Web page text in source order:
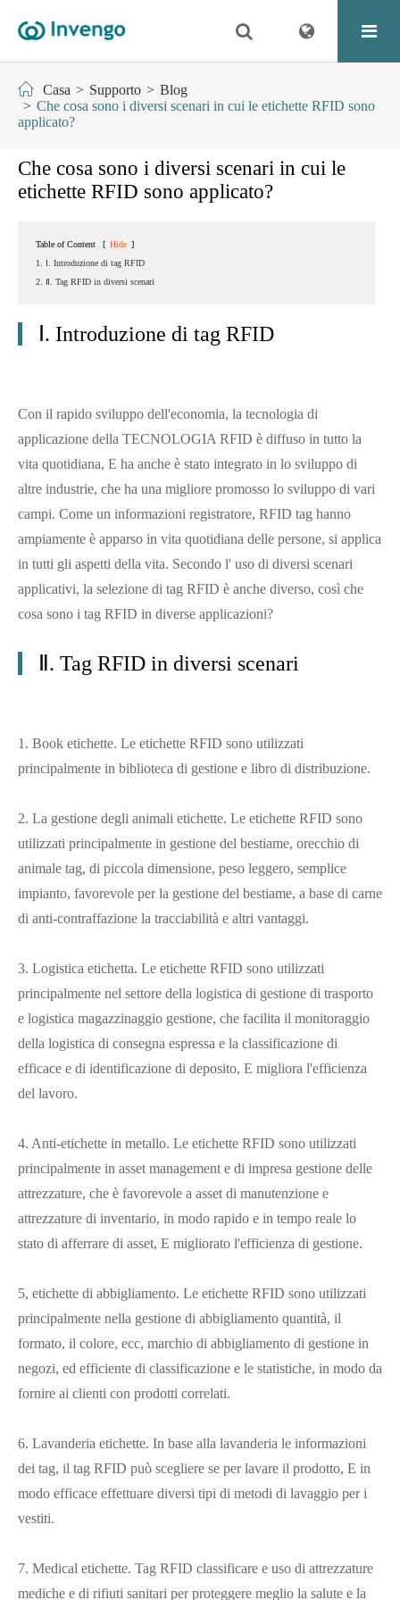
Casa Supporto
Blog
Che cosa sono i diversi scenari in cui le etichette RFID sono
applicato?
Che cosa sono i diversi scenari in cui le
etichette RFID sono applicato?
Table of Content [ Hide ]
1. Ⅰ. Introduzione di tag RFID
2. Ⅱ. Tag RFID in diversi scenari
Ⅰ. Introduzione di tag RFID
Con il rapido sviluppo dell'economia, la tecnologia di
applicazione della TECNOLOGIA RFID è diffuso in tutto la
vita quotidiana, E ha anche è stato integrato in lo sviluppo di
altre industrie, che ha una migliore promosso lo sviluppo di vari
campi. Come un informazioni registratore, RFID tag hanno
ampiamente è apparso in vita quotidiana delle persone, si applica
in tutti gli aspetti della vita. Secondo l' uso di diversi scenari
applicativi, la selezione di tag RFID è anche diverso, così che
cosa sono i tag RFID in diverse applicazioni?
Ⅱ. Tag RFID in diversi scenari
1. Book etichette. Le etichette RFID sono utilizzati
principalmente in biblioteca di gestione e libro di distribuzione.
2. La gestione degli animali etichette. Le etichette RFID sono
utilizzati principalmente in gestione del bestiame, orecchio di
animale tag, di piccola dimensione, peso leggero, semplice
impianto, favorevole per la gestione del bestiame, a base di carne
di anti-contraffazione la tracciabilità e altri vantaggi.
3. Logistica etichetta. Le etichette RFID sono utilizzati
principalmente nel settore della logistica di gestione di trasporto
e logistica magazzinaggio gestione, che facilita il monitoraggio
della logistica di consegna espressa e la classificazione di
efficace e di identificazione di deposito, E migliora l'efficienza
del lavoro.
4. Anti-etichette in metallo. Le etichette RFID sono utilizzati
principalmente in asset management e di impresa gestione delle
attrezzature, che è favorevole a asset di manutenzione e
attrezzature di inventario, in modo rapido e in tempo reale lo
stato di afferrare di asset, E migliorato l'efficienza di gestione.
5, etichette di abbigliamento. Le etichette RFID sono utilizzati
principalmente nella gestione di abbigliamento quantità, il
formato, il colore, ecc, marchio di abbigliamento di gestione in
negozi, ed efficiente di classificazione e le statistiche, in modo da
fornire ai clienti con prodotti correlati.
6. Lavanderia etichette. In base alla lavanderia le informazioni
dei tag, il tag RFID può scegliere se per lavare il prodotto, E in
modo efficace effettuare diversi tipi di metodi di lavaggio per i
vestiti.
7. Medical etichette. Tag RFID classificare e uso di attrezzature
mediche e di rifiuti sanitari per proteggere meglio la salute e la